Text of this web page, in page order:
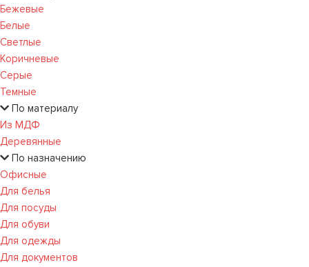
Бежевые
Белые
Светлые
Коричневые
Серые
Темные
По материалу
Из МДФ
Деревянные
По назначению
Офисные
Для белья
Для посуды
Для обуви
Для одежды
Для документов